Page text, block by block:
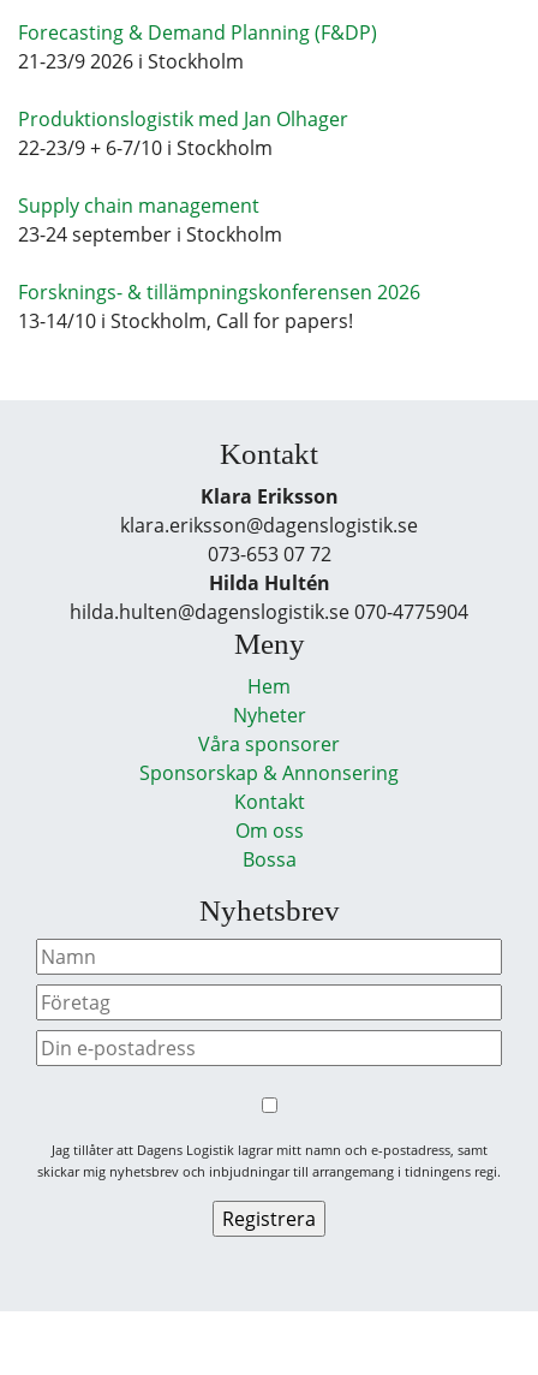
Forecasting & Demand Planning (F&DP)
21-23/9 2026 i Stockholm
Produktionslogistik med Jan Olhager
22-23/9 + 6-7/10 i Stockholm
Supply chain management
23-24 september i Stockholm
Forsknings- & tillämpningskonferensen 2026
13-14/10 i Stockholm, Call for papers!
Kontakt
Klara Eriksson
klara.eriksson@dagenslogistik.se
073-653 07 72
Hilda Hultén
hilda.hulten@dagenslogistik.se 070-4775904
Meny
Hem
Nyheter
Våra sponsorer
Sponsorskap & Annonsering
Kontakt
Om oss
Bossa
Nyhetsbrev
Jag tillåter att Dagens Logistik lagrar mitt namn och e-postadress, samt
skickar mig nyhetsbrev och inbjudningar till arrangemang i tidningens regi.